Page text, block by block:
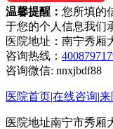
温馨提醒： 您所填的
于您的个人信息我们
医院地址：南宁秀厢
咨询热线：
咨询微信: nnxjbdf88
医院首页|在线咨询|来
医院地址南宁市秀厢